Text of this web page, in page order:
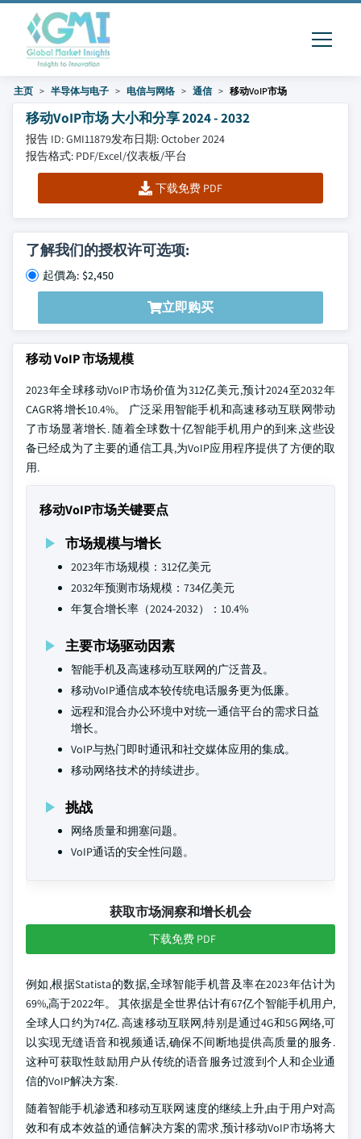
主页 半导体与电子 电信与网络 通信 移动VoIP市场
移动VoIP市场 大小和分享 2024 - 2032
报告 ID: GMI11879发布日期: October 2024
报告格式: PDF/Excel/仪表板/平台
下载免费 PDF
了解我们的授权许可选项:
起價為: $2,450
立即购买
移动 VoIP 市场规模
2023年全球移动VoIP市场价值为312亿美元,预计2024至2032年
CAGR将增长10.4%。 广泛采用智能手机和高速移动互联网带动
了市场显著增长. 随着全球数十亿智能手机用户的到来,这些设
备已经成为了主要的通信工具,为VoIP应用程序提供了方便的取
用.
移动VoIP市场关键要点
市场规模与增长
2023年市场规模：312亿美元
2032年预测市场规模：734亿美元
年复合增长率（2024-2032）：10.4%
主要市场驱动因素
智能手机及高速移动互联网的广泛普及。
移动VoIP通信成本较传统电话服务更为低廉。
远程和混合办公环境中对统一通信平台的需求日益
增长。
VoIP与热门即时通讯和社交媒体应用的集成。
移动网络技术的持续进步。
挑战
网络质量和拥塞问题。
VoIP通话的安全性问题。
获取市场洞察和增长机会
下载免费 PDF
例如,根据Statista的数据,全球智能手机普及率在2023年估计为
69%,高于2022年。 其依据是全世界估计有67亿个智能手机用户,
全球人口约为74亿. 高速移动互联网,特别是通过4G和5G网络,可
以实现无缝语音和视频通话,确保不间断地提供高质量的服务.
这种可获取性鼓励用户从传统的语音服务过渡到个人和企业通
信的VoIP解决方案.
随着智能手机渗透和移动互联网速度的继续上升,由于用户对高
效和有成本效益的通信解决方案的需求,预计移动VoIP市场将大